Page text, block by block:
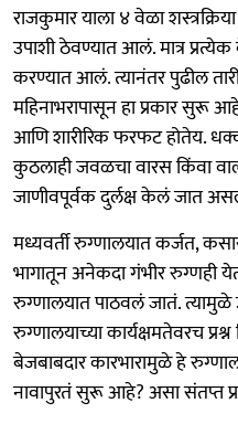
राजकुमार याला ४ वेळा
उपाशी ठेवण्यात आलं. मात्र
करण्यात आलं. त्यानंतर पुढील
महिनाभरापासून हा प्रकार सुरू
आणि शारीरिक फरफट होतेय.
कुठलाही जवळचा वारस किंवा
जाणीवपूर्वक दुर्लक्ष केलं जात
मध्यवर्ती रुग्णालयात कर्जत,
भागातून अनेकदा गंभीर रुग्णही
रुग्णालयात पाठवलं जातं. त्यामुळे
रुग्णालयाच्या कार्यक्षमतेवरच
बेजबाबदार कारभारामुळे हे
नावापुरतं सुरू आहे? असा संतप्त